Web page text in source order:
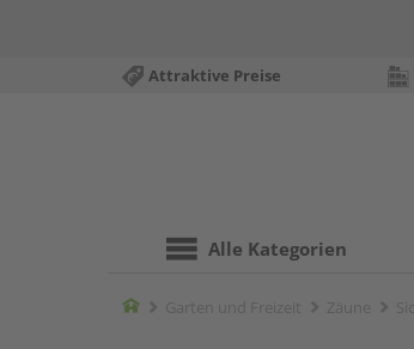
Attraktive Preise
Alle Kategorien
Home